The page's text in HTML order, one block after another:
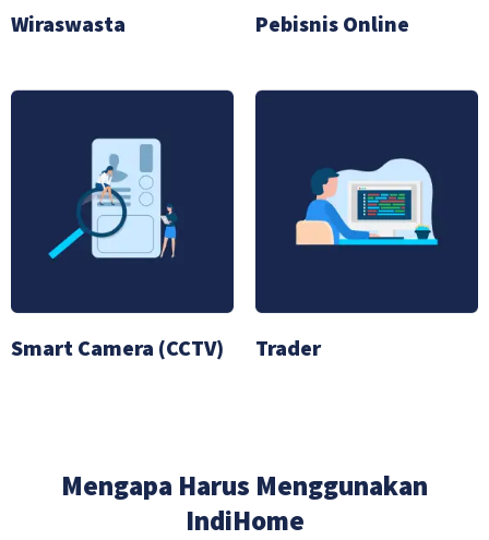
Wiraswasta Pebisnis Online
Smart Camera (CCTV) Trader
Mengapa Harus Menggunakan
IndiHome